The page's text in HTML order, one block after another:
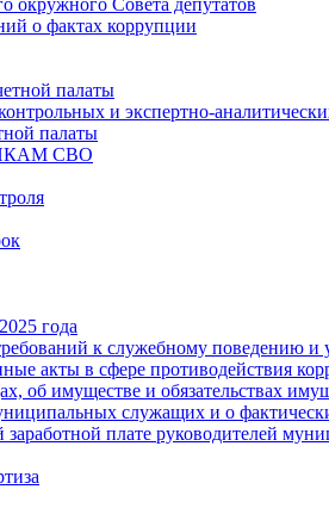
окружного Совета депутатов
о фактах коррупции
палаты
и экспертно-
палаты
СВО
года
к служебному поведению и
акты в сфере противодействия
об имуществе и обязательствах
служащих и о
заработной плате руководителей